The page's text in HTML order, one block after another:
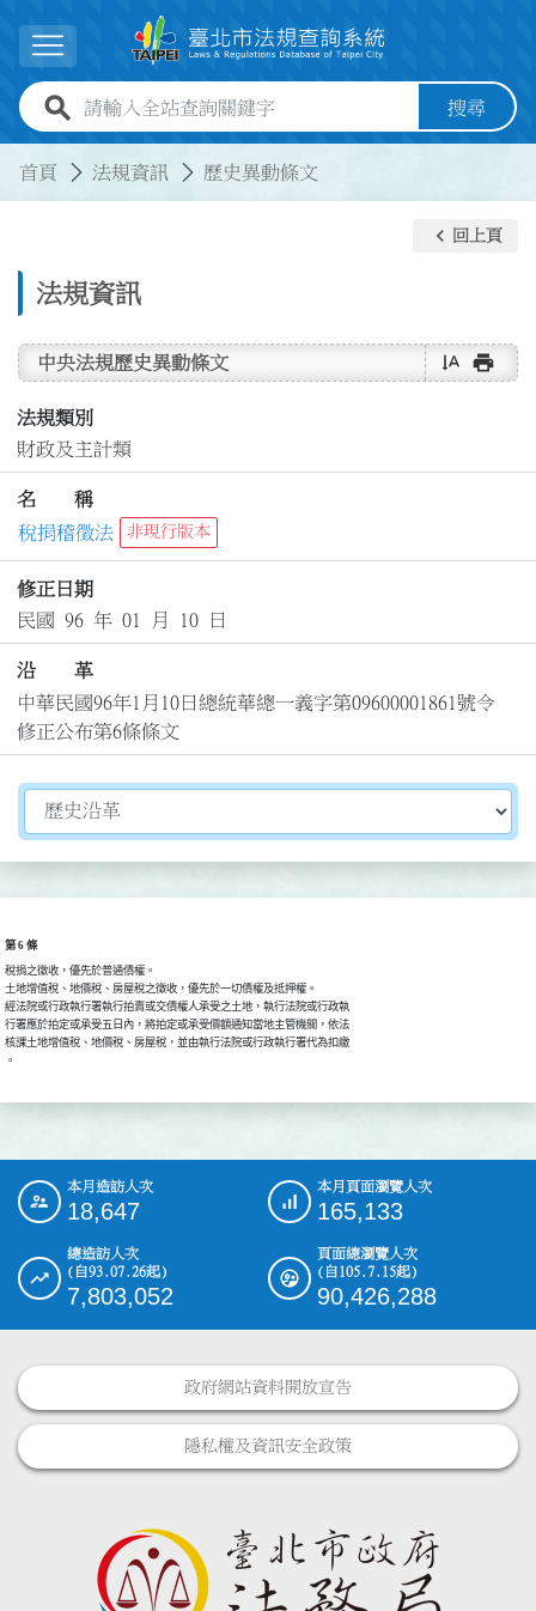
展開選單
全站查詢關鍵字欄位 搜尋
首頁 法規資訊 歷史異動條文
法規資訊
keyboard_arrow_left 回上頁
中央法規歷史異動條文 text_rotate_vertical print
法規類別
財政及主計類
名 稱
稅捐稽徵法
非現行版本
修正日期
民國 96 年 01 月 10 日
沿 革
中華民國96年1月10日總統華總一義字第09600001861號令
修正公布第6條條文
切換選擇法規資訊內容
第 6 條
稅捐之徵收，優先於普通債權。
土地增值稅、地價稅、房屋稅之徵收，優先於一切債權及抵押權。
經法院或行政執行署執行拍賣或交債權人承受之土地，執行法院或行政執
行署應於拍定或承受五日內，將拍定或承受價額通知當地主管機關，依法
核課土地增值稅、地價稅、房屋稅，並由執行法院或行政執行署代為扣繳
。
::: 本月造訪人次
18,647
本月頁面瀏覽人次
165,133
總造訪人次
(自93.07.26起)
7,803,052
頁面總瀏覽人次
(自105.7.15起)
90,426,288
政府網站資料開放宣告
隱私權及資訊安全政策